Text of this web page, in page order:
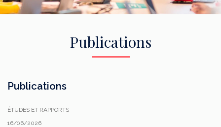
Publications
Publications
ÉTUDES ET RAPPORTS
16/06/2026